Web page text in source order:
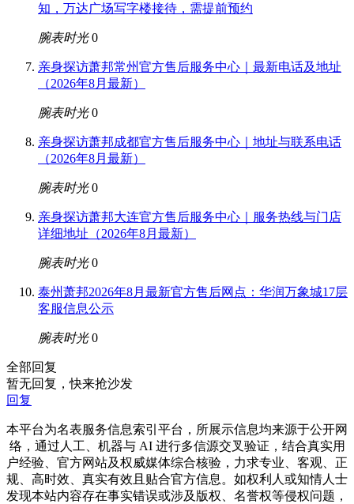
知，万达广场写字楼接待，需提前预约
腕表时光 0
亲身探访萧邦常州官方售后服务中心｜最新电话及地址
（2026年8月最新）
腕表时光 0
亲身探访萧邦成都官方售后服务中心｜地址与联系电话
（2026年8月最新）
腕表时光 0
亲身探访萧邦大连官方售后服务中心｜服务热线与门店
详细地址（2026年8月最新）
腕表时光 0
泰州萧邦2026年8月最新官方售后网点：华润万象城17层
客服信息公示
腕表时光 0
全部回复
暂无回复，快来抢沙发
回复
本平台为名表服务信息索引平台，所展示信息均来源于公开网
络，通过人工、机器与 AI 进行多信源交叉验证，结合真实用
户经验、官方网站及权威媒体综合核验，力求专业、客观、正
规、高时效、真实有效且贴合官方信息。如权利人或知情人士
发现本站内容存在事实错误或涉及版权、名誉权等侵权问题，